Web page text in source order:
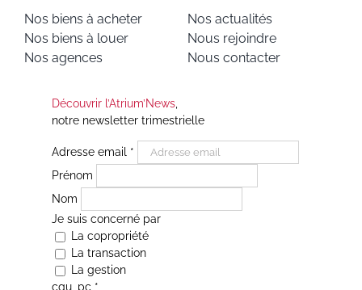
Nos biens à acheter
Nos biens à louer
Nos agences
Nos actualités
Nous rejoindre
Nous contacter
Découvrir l’Atrium’News,
notre newsletter trimestrielle
Adresse email *
Prénom
Nom
Je suis concerné par
La copropriété
La transaction
La gestion
cgu_pc *